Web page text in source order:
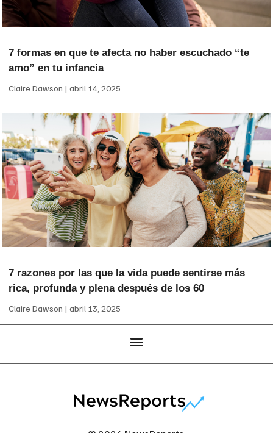
7 formas en que te afecta no haber escuchado “te
amo” en tu infancia
Claire Dawson abril 14, 2025
7 razones por las que la vida puede sentirse más
rica, profunda y plena después de los 60
Claire Dawson abril 13, 2025